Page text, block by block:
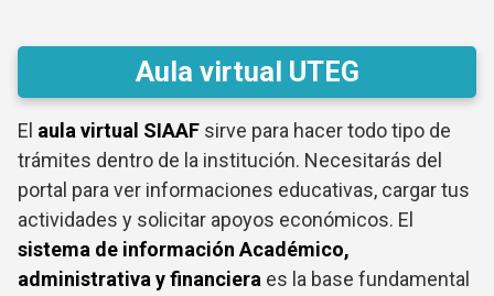
Aula virtual UTEG
El aula virtual SIAAF sirve para hacer todo tipo de
trámites dentro de la institución. Necesitarás del
portal para ver informaciones educativas, cargar tus
actividades y solicitar apoyos económicos. El
sistema de información Académico,
administrativa y financiera es la base fundamental